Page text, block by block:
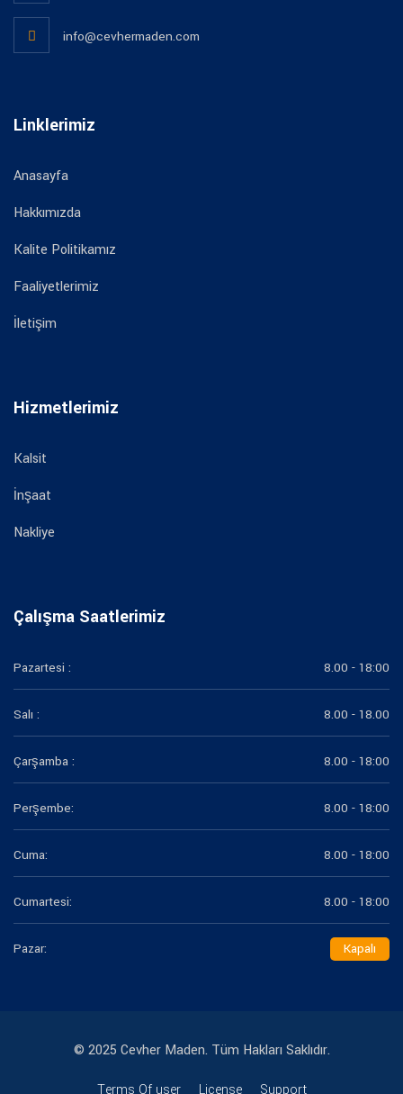
info@cevhermaden.com
Linklerimiz
Anasayfa
Hakkımızda
Kalite Politikamız
Faaliyetlerimiz
İletişim
Hizmetlerimiz
Kalsit
İnşaat
Nakliye
Çalışma Saatlerimiz
Pazartesi : 8.00 - 18:00
Salı : 8.00 - 18.00
Çarşamba : 8.00 - 18:00
Perşembe: 8.00 - 18:00
Cuma: 8.00 - 18:00
Cumartesi: 8.00 - 18:00
Pazar: Kapalı
© 2025 Cevher Maden. Tüm Hakları Saklıdır.
Terms Of user License Support